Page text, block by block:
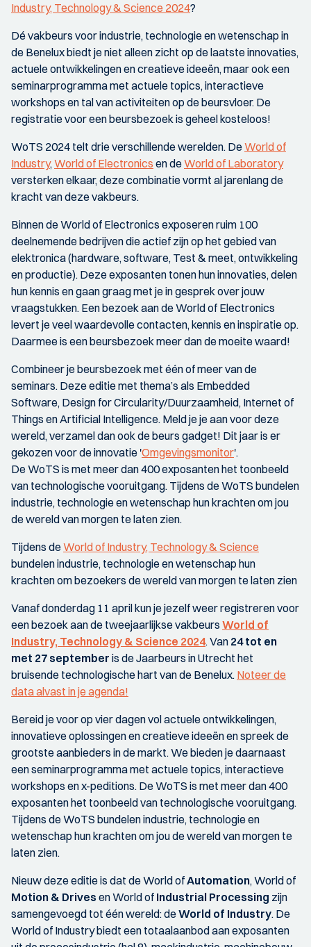
Industry, Technology & Science 2024?
Dé vakbeurs voor industrie, technologie en wetenschap in
de Benelux biedt je niet alleen zicht op de laatste innovaties,
actuele ontwikkelingen en creatieve ideeën, maar ook een
seminarprogramma met actuele topics, interactieve
workshops en tal van activiteiten op de beursvloer. De
registratie voor een beursbezoek is geheel kosteloos!
WoTS 2024 telt drie verschillende werelden. DeWorld of
Industry,World of Electronics en deWorld of Laboratory
versterken elkaar, deze combinatie vormt al jarenlang de
kracht van deze vakbeurs.
Binnen de World of Electronics exposeren ruim 100
deelnemende bedrijven die actief zijn op het gebied van
elektronica (hardware, software, Test & meet, ontwikkeling
en productie). Deze exposanten tonen hun innovaties, delen
hun kennis en gaan graag met je in gesprek over jouw
vraagstukken. Een bezoek aan de World of Electronics
levert je veel waardevolle contacten, kennis en inspiratie op.
Daarmee is een beursbezoek meer dan de moeite waard!
Combineer je beursbezoek met één of meer van de
seminars. Deze editie met thema’s als Embedded
Software, Design for Circularity/Duurzaamheid, Internet of
Things en Artificial Intelligence. Meld je je aan voor deze
wereld, verzamel dan ook de beurs gadget! Dit jaar is er
gekozen voor de innovatie 'Omgevingsmonitor'.
De WoTS is met meer dan 400 exposanten het toonbeeld
van technologische vooruitgang. Tijdens de WoTS bundelen
industrie, technologie en wetenschap hun krachten om jou
de wereld van morgen te laten zien.
Tijdens deWorld of Industry, Technology & Science
bundelen industrie, technologie en wetenschap hun
krachten om bezoekers de wereld van morgen te laten zien
Vanaf donderdag 11 april kun je jezelf weer registreren voor
een bezoek aan de tweejaarlijkse vakbeurs World of
Industry, Technology & Science 2024. Van 24 tot en
met 27 september is de Jaarbeurs in Utrecht het
bruisende technologische hart van de Benelux. Noteer de
data alvast in je agenda!
Bereid je voor op vier dagen vol actuele ontwikkelingen,
innovatieve oplossingen en creatieve ideeën en spreek de
grootste aanbieders in de markt. We bieden je daarnaast
een seminarprogramma met actuele topics, interactieve
workshops en x-peditions. De WoTS is met meer dan 400
exposanten het toonbeeld van technologische vooruitgang.
Tijdens de WoTS bundelen industrie, technologie en
wetenschap hun krachten om jou de wereld van morgen te
laten zien.
Nieuw deze editie is dat de World ofAutomation, World of
Motion & Drives en World of Industrial Processing zijn
samengevoegd tot één wereld: deWorld of Industry. De
World of Industry biedt een totaalaanbod aan exposanten